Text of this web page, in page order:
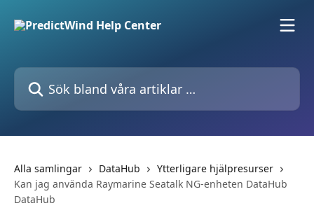
Sök bland våra artiklar …
Alla samlingar DataHub
Ytterligare hjälpresurser
Kan jag använda Raymarine Seatalk NG-enheten DataHub
DataHub